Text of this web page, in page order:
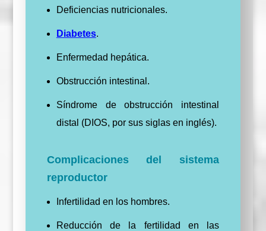
Deficiencias nutricionales.
Diabetes.
Enfermedad hepática.
Obstrucción intestinal.
Síndrome de obstrucción intestinal
distal (DIOS, por sus siglas en inglés).
Complicaciones del sistema
reproductor
Infertilidad en los hombres.
Reducción de la fertilidad en las